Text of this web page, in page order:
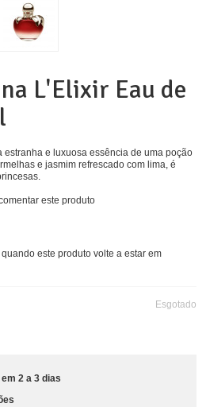
L'Elixir Eau de
estranha e luxuosa essência de uma poção
e jasmim refrescado com lima, é
este produto
este produto volte a estar em
Esgotado
2 a 3 dias